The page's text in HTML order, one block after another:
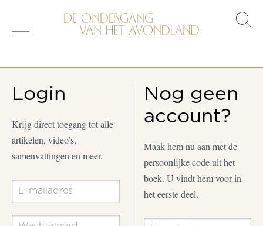
Login
Krijg direct toegang tot alle
artikelen, video’s,
samenvattingen en meer.
Nog geen
account?
Maak hem nu aan met de
persoonlijke code uit het
boek. U vindt hem voor in
het eerste deel.